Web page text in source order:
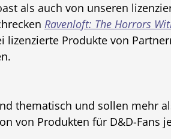
als auch von unseren
Ravenloft: The Horrors
lizenzierte Produkte von
thematisch und sollen mehr
von Produkten für D&D-Fans